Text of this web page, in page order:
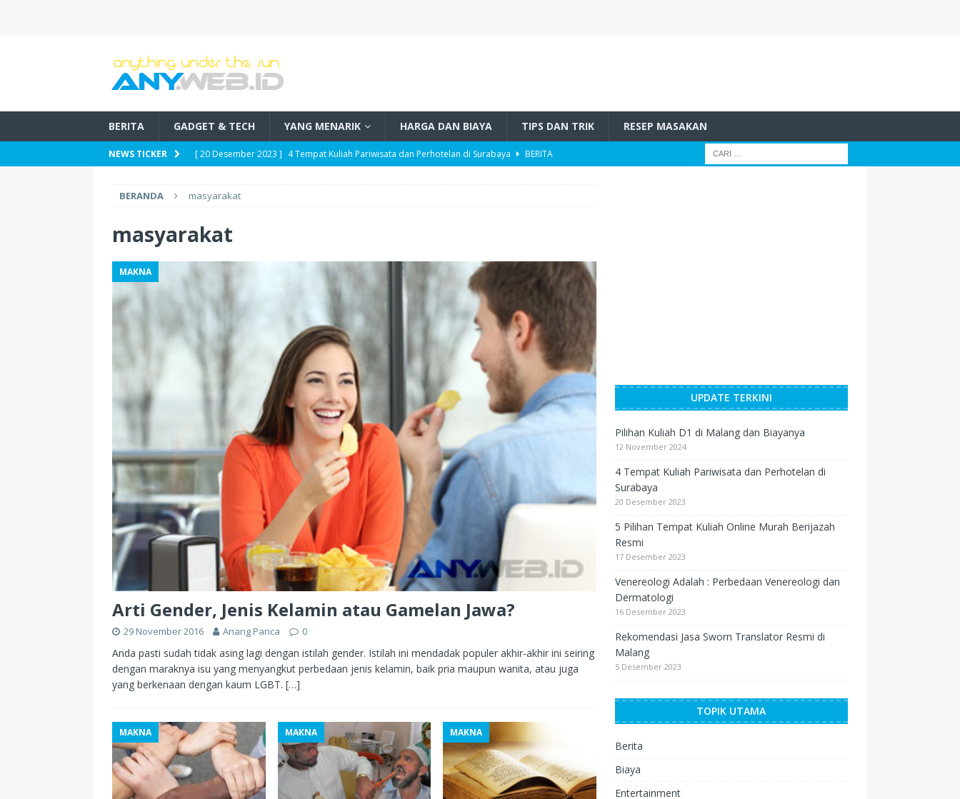
BERITA GADGET & TECH YANG MENARIK HARGA DAN BIAYA TIPS DAN TRIK RESEP MASAKAN
NEWS TICKER [ 20 Desember 2023 ] 4 Tempat Kuliah Pariwisata dan Perhotelan di Surabaya
BERITA
[ 16 Desember 2023 ]
[ 5 Desember 2023 ]
BERANDA masyarakat
masyarakat
MAKNA
Arti Gender, Jenis Kelamin atau Gamelan Jawa?
29 November 2016 Anang Panca 0
Anda pasti sudah tidak asing lagi dengan istilah gender. Istilah ini mendadak populer akhir-akhir ini seiring
dengan maraknya isu yang menyangkut perbedaan jenis kelamin, baik pria maupun wanita, atau juga
yang berkenaan dengan kaum LGBT. […]
MAKNA MAKNA MAKNA
UPDATE TERKINI
Pilihan Kuliah D1 di Malang dan Biayanya
12 November 2024
4 Tempat Kuliah Pariwisata dan Perhotelan di
Surabaya
20 Desember 2023
5 Pilihan Tempat Kuliah Online Murah Berijazah
Resmi
17 Desember 2023
Venereologi Adalah : Perbedaan Venereologi dan
Dermatologi
16 Desember 2023
Rekomendasi Jasa Sworn Translator Resmi di
Malang
5 Desember 2023
TOPIK UTAMA
Berita
Biaya
Entertainment